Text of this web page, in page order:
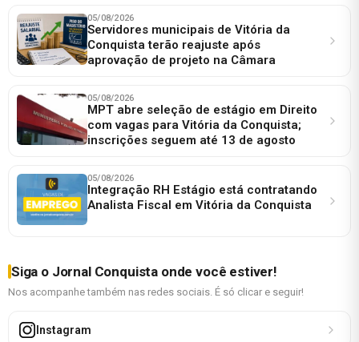
05/08/2026
Servidores municipais de Vitória da
Conquista terão reajuste após
aprovação de projeto na Câmara
05/08/2026
MPT abre seleção de estágio em Direito
com vagas para Vitória da Conquista;
inscrições seguem até 13 de agosto
05/08/2026
Integração RH Estágio está contratando
Analista Fiscal em Vitória da Conquista
Siga o Jornal Conquista onde você estiver!
Nos acompanhe também nas redes sociais. É só clicar e seguir!
Instagram